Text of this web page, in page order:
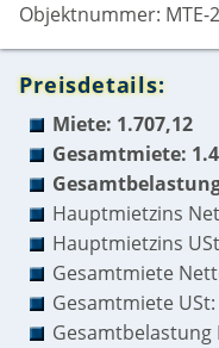
Objektnummer: MTE-
Preisdetails:
Miete: 1.707,12
Gesamtmiete:
Hauptmietzins
Hauptmietzins
Gesamtmiete
Gesamtmiete USt:
Gesamtbelastung